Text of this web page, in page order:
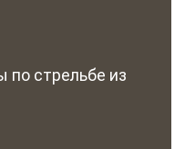
стрельбе из